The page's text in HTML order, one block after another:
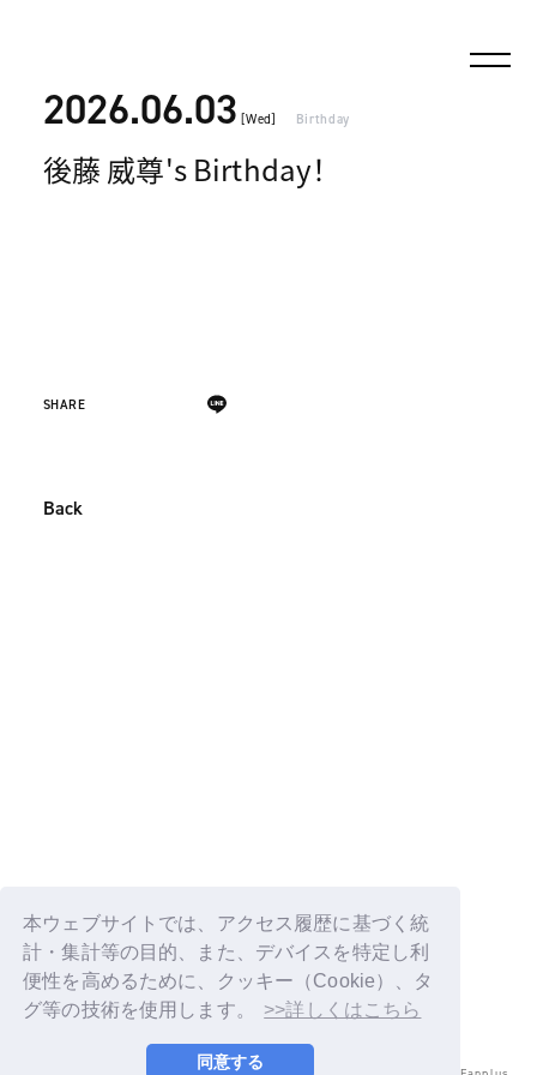
本ウェブサイトでは、アクセス履歴に基づく統
計・集計等の目的、また、デバイスを特定し利
便性を高めるために、クッキー（Cookie）、タ
グ等の技術を使用します。
>>詳しくはこちら
同意する
2026.06.03 [Wed] Birthday
後藤 威尊's Birthday！
SHARE
Back